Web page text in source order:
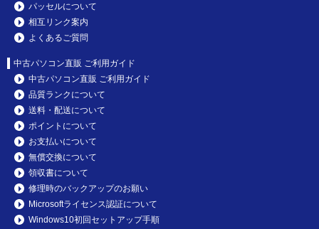
パッセルについて
相互リンク案内
よくあるご質問
中古パソコン直販 ご利用ガイド
中古パソコン直販 ご利用ガイド
品質ランクについて
送料・配送について
ポイントについて
お支払いについて
無償交換について
領収書について
修理時のバックアップのお願い
Microsoftライセンス認証について
Windows10初回セットアップ手順